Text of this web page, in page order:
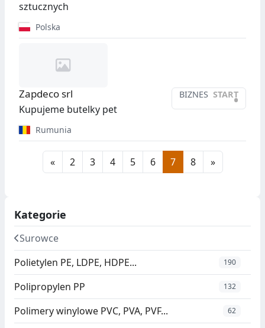
sztucznych
Polska
BIZNES START
•
Zapdeco srl
Kupujeme butelky pet
Rumunia
« 2 3 4 5 6 7 8 »
Kategorie
Surowce
Polietylen PE, LDPE, HDPE...
190
Polipropylen PP 132
Polimery winylowe PVC, PVA, PVF... 62